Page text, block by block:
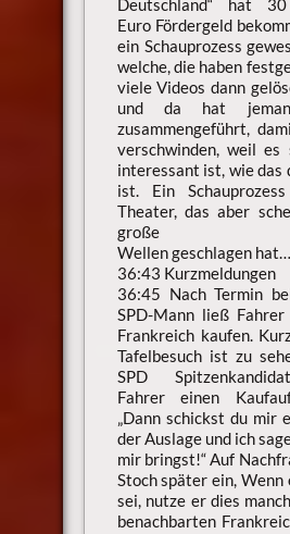
Deutschland“ hat
Euro Fördergeld
ein Schauprozess
welche, die haben
viele Videos dann
und da hat
zusammengeführt,
verschwinden, weil es
interessant ist, wie das
ist. Ein
Theater, das aber
große
Wellen geschlagen hat…
36:43 Kurzmeldungen
36:45 Nach Termin
SPD-Mann ließ
Frankreich kaufen.
Tafelbesuch ist zu
SPD
Fahrer einen
„Dann schickst du mir
der Auslage und ich
mir bringst!“ Auf
Stoch später ein, Wenn
sei, nutze er dies
benachbarten